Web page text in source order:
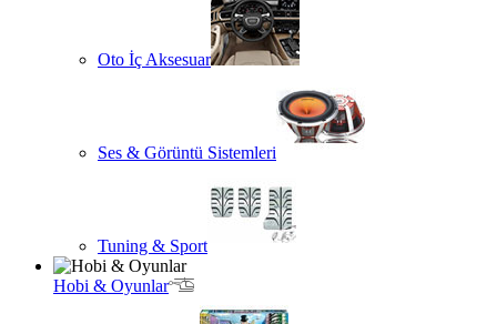
Oto İç Aksesuar
Ses & Görüntü Sistemleri
Tuning & Sport
Hobi & Oyunlar